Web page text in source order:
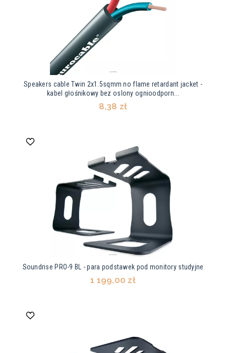
Speakers cable Twin 2x1.5sqmm no flame retardant jacket -
kabel głośnikowy bez oslony ognioodporn...
8,38 zł
Soundrise PRO-9 BL - para podstawek pod monitory studyjne
1 199,00 zł